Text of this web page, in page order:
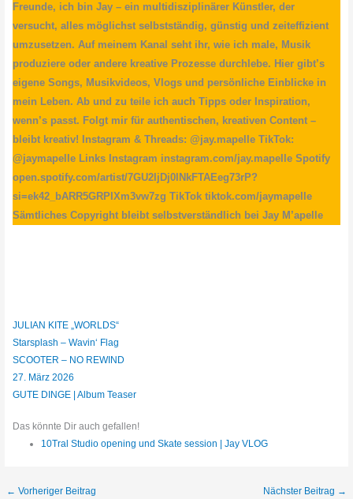
Freunde, ich bin Jay – ein multidisziplinärer Künstler, der
versucht, alles möglichst selbstständig, günstig und zeiteffizient
umzusetzen. Auf meinem Kanal seht ihr, wie ich male, Musik
produziere oder andere kreative Prozesse durchlebe. Hier gibt’s
eigene Songs, Musikvideos, Vlogs und persönliche Einblicke in
mein Leben. Ab und zu teile ich auch Tipps oder Inspiration,
wenn’s passt. Folgt mir für authentischen, kreativen Content –
bleibt kreativ! Instagram & Threads: @jay.mapelle TikTok:
@jaymapelle Links Instagram instagram.com/jay.mapelle Spotify
open.spotify.com/artist/7GU2IjDj0lNkFTAEeg73rP?
si=ek42_bARR5GRPIXm3vw7zg TikTok tiktok.com/jaymapelle
Sämtliches Copyright bleibt selbstverständlich bei Jay M’apelle
JULIAN KITE „WORLDS“
Starsplash – Wavin‘ Flag
SCOOTER – NO REWIND
27. März 2026
GUTE DINGE | Album Teaser
Das könnte Dir auch gefallen!
10Tral Studio opening und Skate session | Jay VLOG
← Vorheriger Beitrag Nächster Beitrag →